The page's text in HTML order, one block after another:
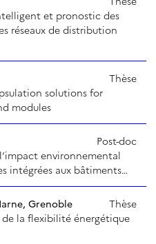
et pronostic des
réseaux de distribution
solutions for
modules
Thèse
environnemental
intégrées aux bâtiments…
Post-doc
la flexibilité énergétique
Thèse
Grenoble